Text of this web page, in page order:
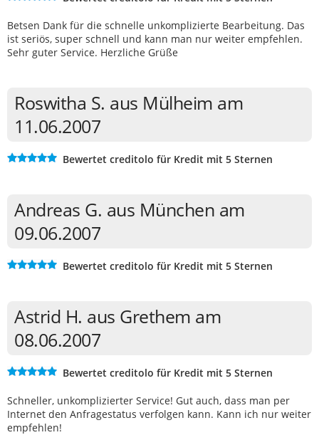
Betsen Dank für die schnelle unkomplizierte Bearbeitung. Das
ist seriös, super schnell und kann man nur weiter empfehlen.
Sehr guter Service. Herzliche Grüße
Roswitha S. aus Mülheim am
11.06.2007
Bewertet creditolo für Kredit mit 5 Sternen
Andreas G. aus München am
09.06.2007
Bewertet creditolo für Kredit mit 5 Sternen
Astrid H. aus Grethem am
08.06.2007
Bewertet creditolo für Kredit mit 5 Sternen
Schneller, unkomplizierter Service! Gut auch, dass man per
Internet den Anfragestatus verfolgen kann. Kann ich nur weiter
empfehlen!